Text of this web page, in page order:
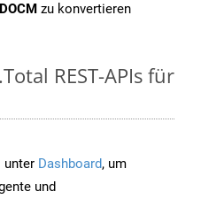
DOCM zu konvertieren
REST-APIs für
unter Dashboard, um
und